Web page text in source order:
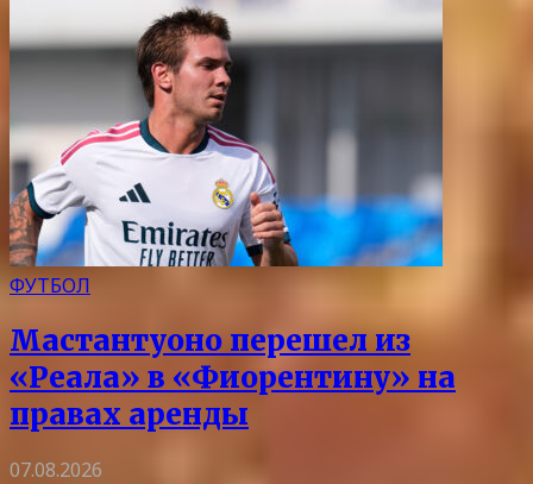
ФУТБОЛ
Мастантуоно перешел из
«Реала» в «Фиорентину» на
правах аренды
07.08.2026